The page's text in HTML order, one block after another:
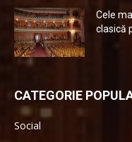
Cele
clasică
CATEGORIE
Social